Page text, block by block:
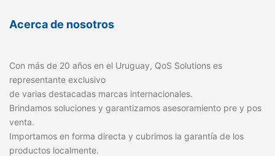
Acerca de nosotros
Con más de 20 años en el Uruguay, QoS Solutions es
representante exclusivo
de varias destacadas marcas internacionales.
Brindamos soluciones y garantizamos asesoramiento pre y pos
venta.
Importamos en forma directa y cubrimos la garantía de los
productos localmente.